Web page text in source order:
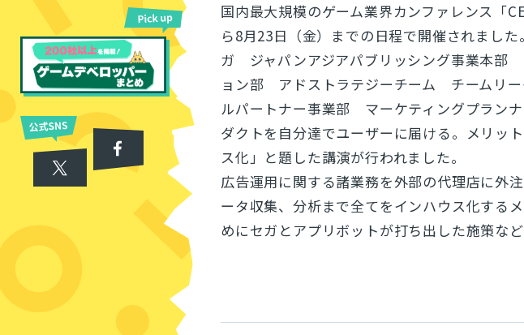
国内最大規模のゲーム業界カンファレンス「
ら8月23日（金）までの日程で開催されまし
ガ ジャパンアジアパブリッシング事業本部
ョン部 アドストラテジーチーム チームリー
ルパートナー事業部 マーケティングプラン
ダクトを自分達でユーザーに届ける。メリッ
ス化」と題した講演が行われました。
広告運用に関する諸業務を外部の代理店に外
ータ収集、分析まで全てをインハウス化する
めにセガとアプリボットが打ち出した施策など